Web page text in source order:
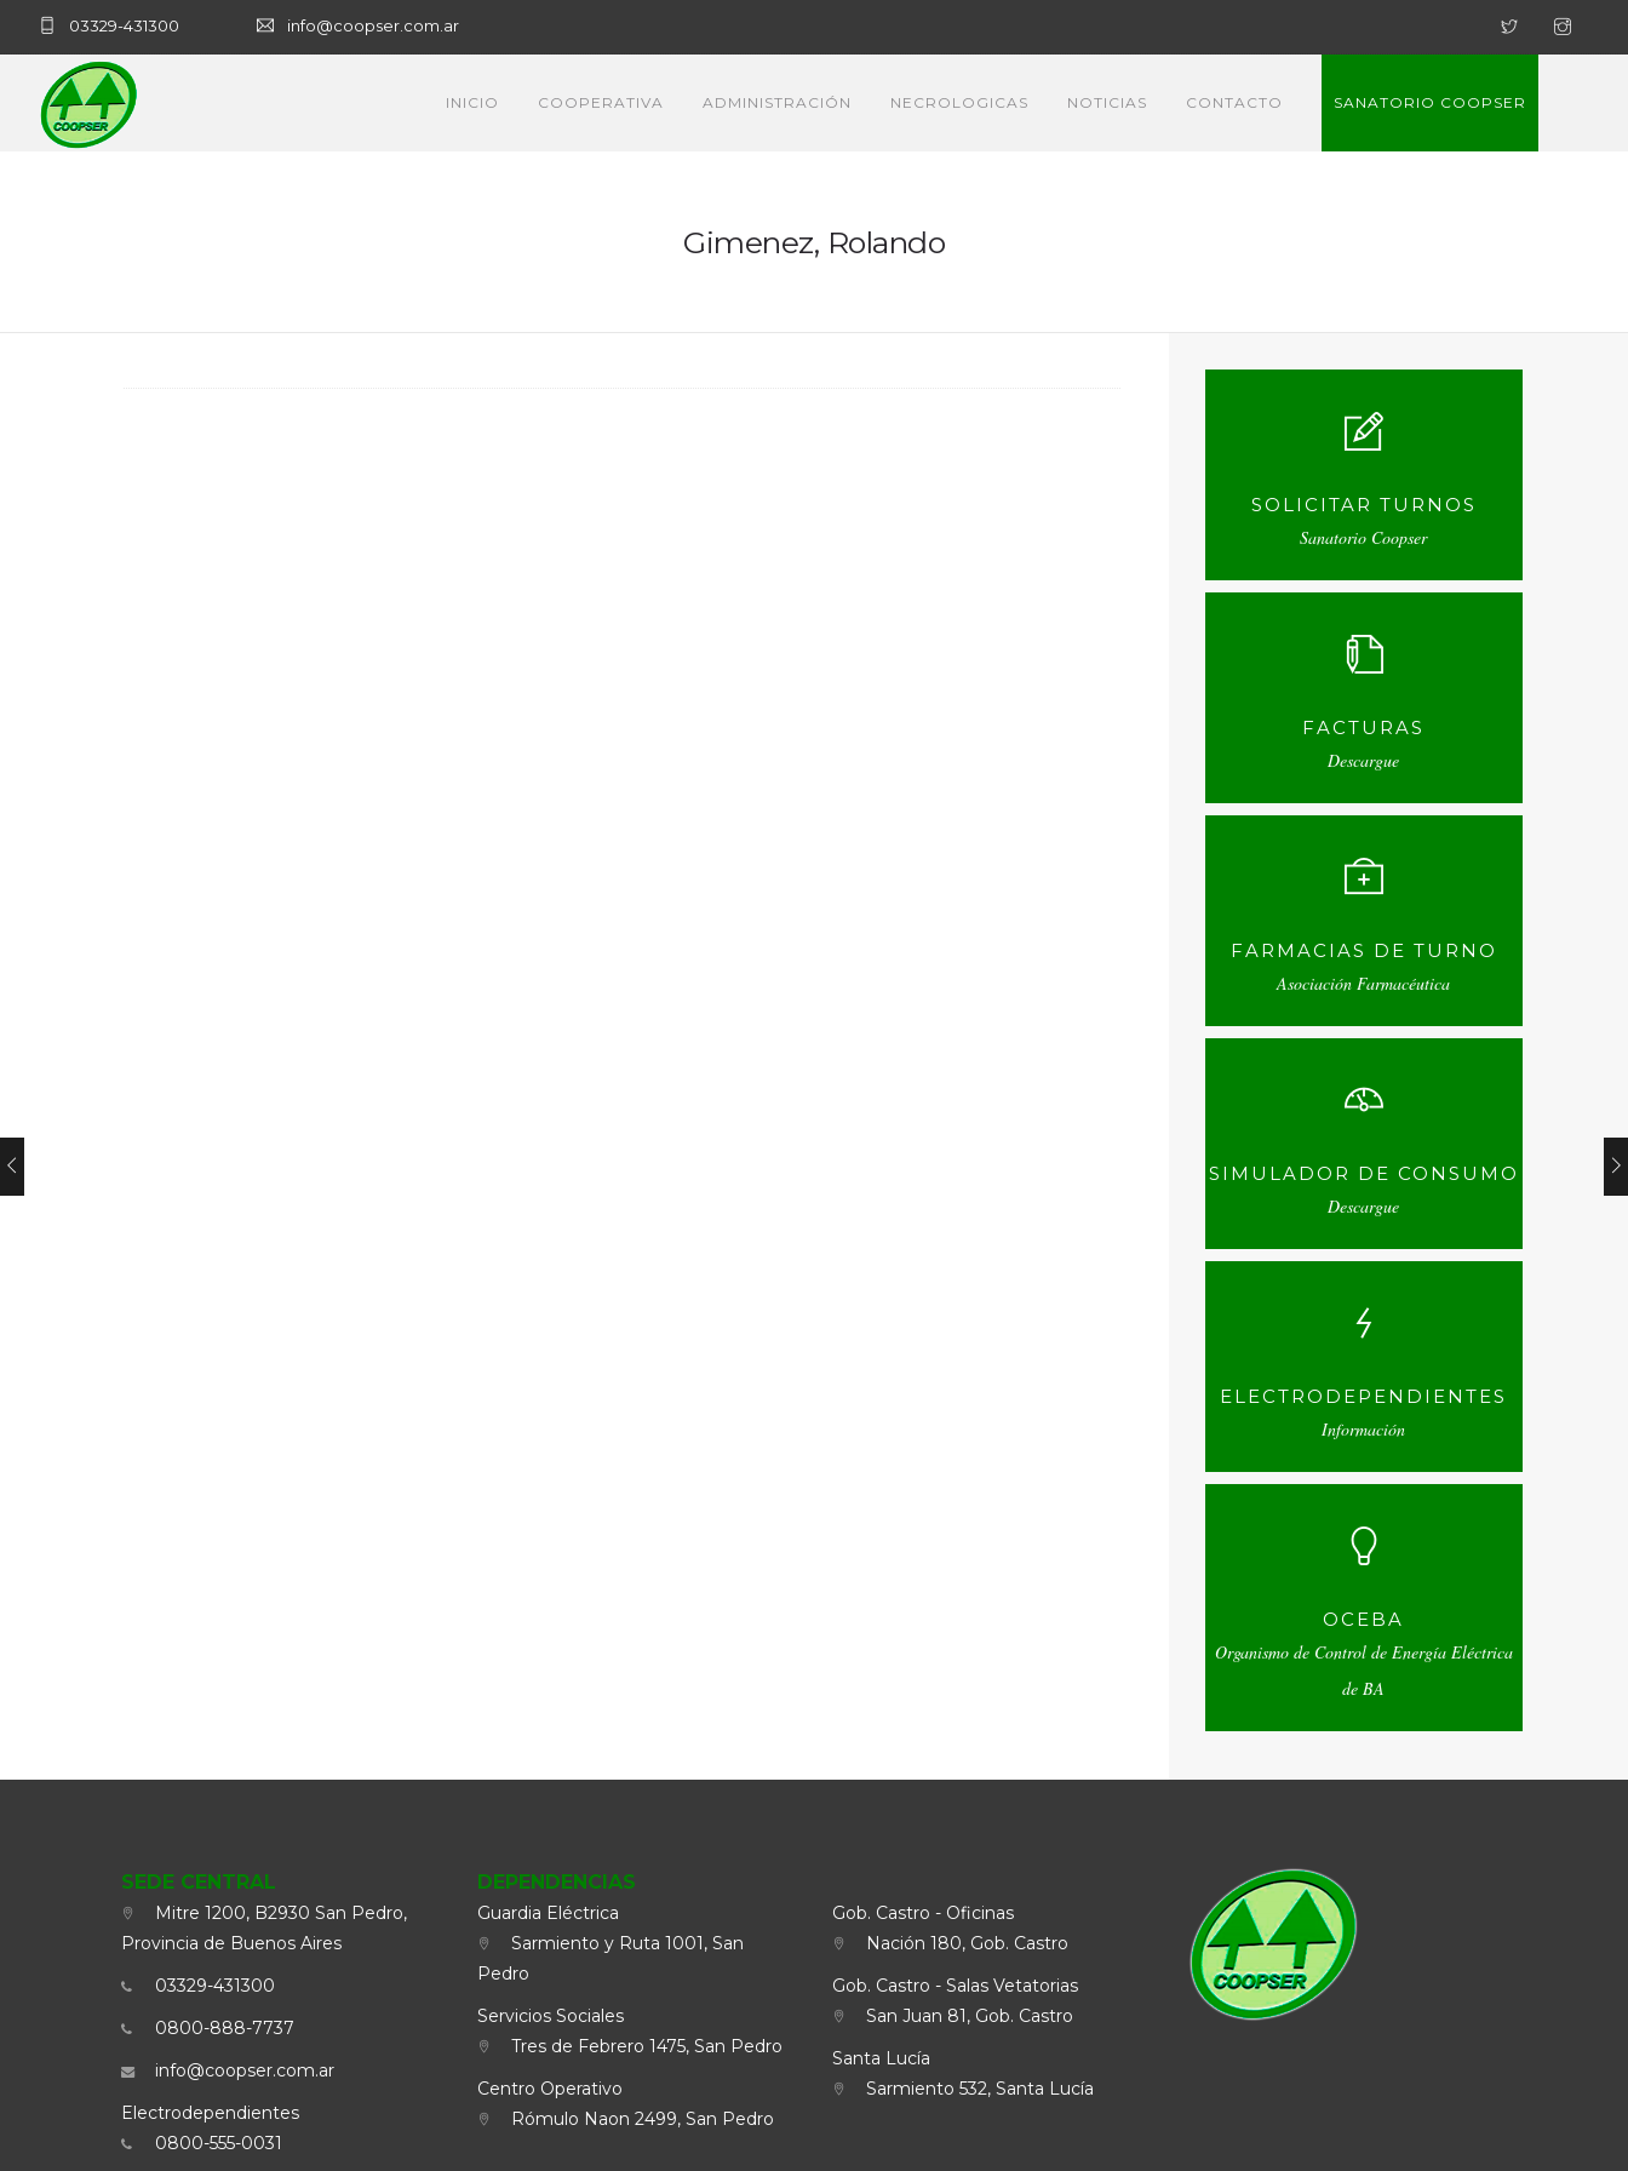
03329-431300 info@coopser.com.ar
INICIO COOPERATIVA ADMINISTRACIÓN NECROLOGICAS NOTICIAS CONTACTO SANATORIO COOPSER
Gimenez, Rolando
SOLICITAR TURNOS
Sanatorio Coopser
FACTURAS
Descargue
FARMACIAS DE TURNO
Asociación Farmacéutica
SIMULADOR DE CONSUMO
Descargue
ELECTRODEPENDIENTES
Información
OCEBA
Organismo de Control de Energía Eléctrica
de BA
SEDE CENTRAL
Mitre 1200, B2930 San Pedro,
Provincia de Buenos Aires
03329-431300
0800-888-7737
info@coopser.com.ar
Electrodependientes
0800-555-0031
DEPENDENCIAS
Guardia Eléctrica
Sarmiento y Ruta 1001, San
Pedro
Servicios Sociales
Tres de Febrero 1475, San Pedro
Centro Operativo
Rómulo Naon 2499, San Pedro
Gob. Castro - Oficinas
Nación 180, Gob. Castro
Gob. Castro - Salas Vetatorias
San Juan 81, Gob. Castro
Santa Lucía
Sarmiento 532, Santa Lucía